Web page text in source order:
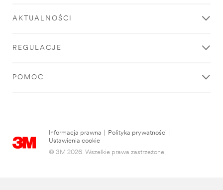
AKTUALNOŚCI
REGULACJE
POMOC
Informacja prawna Polityka prywatności
Ustawienia cookie
© 3M 2026. Wszelkie prawa zastrzeżone.